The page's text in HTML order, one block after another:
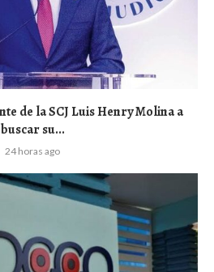
de la SCJ Luis Henry Molina a
buscar su...
24 horas ago